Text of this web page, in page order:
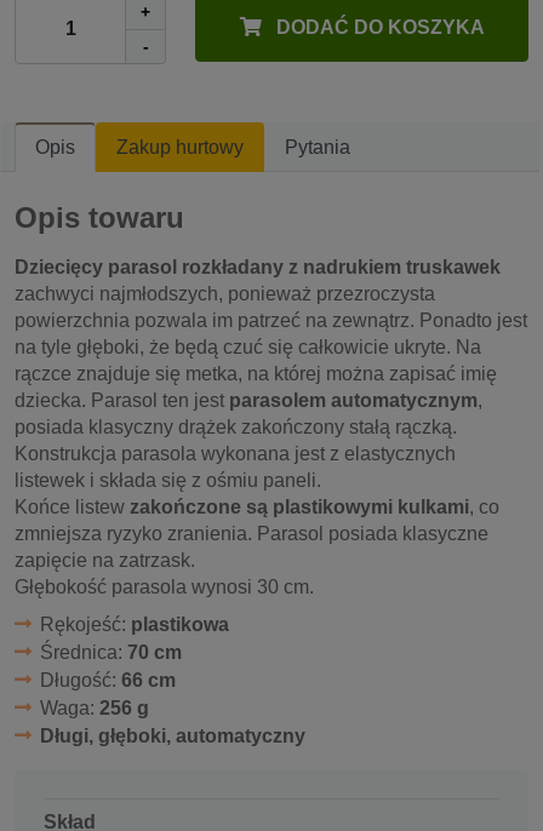
+
-
DODAĆ DO KOSZYKA
Opis Zakup hurtowy Pytania
Opis towaru
Dziecięcy parasol rozkładany z nadrukiem truskawek
zachwyci najmłodszych, ponieważ przezroczysta
powierzchnia pozwala im patrzeć na zewnątrz. Ponadto jest
na tyle głęboki, że będą czuć się całkowicie ukryte. Na
rączce znajduje się metka, na której można zapisać imię
dziecka. Parasol ten jest parasolem automatycznym,
posiada klasyczny drążek zakończony stałą rączką.
Konstrukcja parasola wykonana jest z elastycznych
listewek i składa się z ośmiu paneli.
Końce listew zakończone są plastikowymi kulkami, co
zmniejsza ryzyko zranienia. Parasol posiada klasyczne
zapięcie na zatrzask.
Głębokość parasola wynosi 30 cm.
Rękojeść: plastikowa
Średnica: 70 cm
Długość: 66 cm
Waga: 256 g
Długi, głęboki, automatyczny
Skład